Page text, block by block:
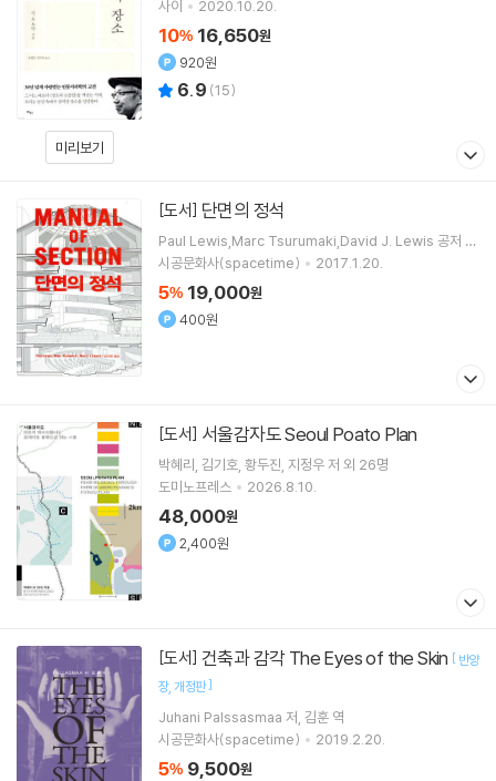
미리보기
사이 2020.10.20.
10% 16,650원
920원
6.9 (15)
[도서] 단면의 정석
Paul Lewis,Marc Tsurumaki,David J. Lewis 공저 /
남수현 역
시공문화사(spacetime) 2017.1.20.
5% 19,000원
400원
[도서] 서울감자도 Seoul Poato Plan
박혜리 김기호 황두진 지정우저 외 26명
도미노프레스
2026.8.10.
48,000원
2,400원
[도서] 건축과 감각 The Eyes of the Skin [ 반양
장 개정판]
Juhani Palssasmaa 저 김훈 역
시공문화사(spacetime)
2019.2.20.
5% 9,500원